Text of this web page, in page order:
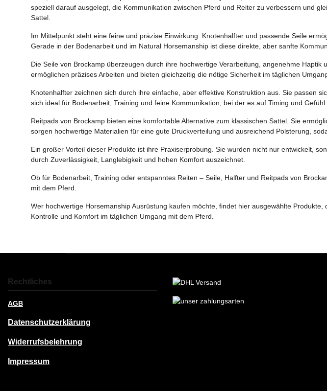
speziell darauf ausgelegt, die Kommunikation zwischen Pferd und Reiter zu verbessern und
Sattel.
Im Mittelpunkt steht eine feine und präzise Einwirkung. Knotenhalfter und passende Seile
Gerade in der Bodenarbeit und im Natural Horsemanship ist diese direkte, aber sanfte
Die Seile von Brockamp überzeugen durch ihre hochwertige Verarbeitung, angenehme
ermöglichen präzises Arbeiten und bieten gleichzeitig die nötige Sicherheit im täglichen
Knotenhalfter zeichnen sich durch ihre einfache, aber effektive Konstruktion aus. Sie passen
sich ideal für Bodenarbeit, Training und feine Kommunikation, bei der es auf Timing und Gefühl
Reitpads von Brockamp bieten eine komfortable Alternative zum klassischen Sattel. Sie
sorgen hochwertige Materialien für eine gute Druckverteilung und ausreichend Polsterung,
Ein großer Vorteil dieser Produkte ist ihre Praxiserprobung. Sie wurden nicht nur entwickelt,
durch Zuverlässigkeit, Langlebigkeit und hohen Komfort auszeichnet.
Ob für Bodenarbeit, Training oder entspanntes Reiten – Seile, Halfter und Reitpads von
mit dem Pferd.
Wer hochwertige Horsemanship Ausrüstung kaufen möchte, findet hier ausgewählte
Kontrolle und Komfort im täglichen Umgang mit dem Pferd.
Rechtliches
AGB
Datenschutzerklärung
Widerrufsbelehrung
Impressum